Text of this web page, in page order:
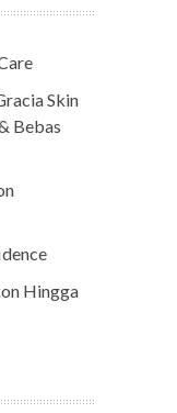
Skin
Bebas
Hingga